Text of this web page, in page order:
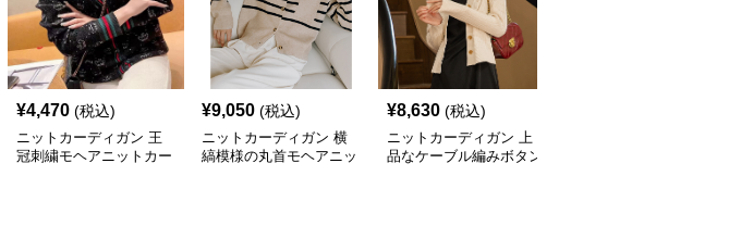
¥4,470 (税込)
ニットカーディガン 王
冠刺繍モヘアニットカー
¥9,050 (税込)
ニットカーディガン 横
縞模様の丸首モヘアニッ
¥8,630 (税込)
ニットカーディガン 上
品なケーブル編みボタン